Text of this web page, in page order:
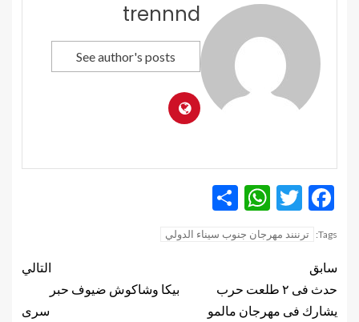
trennnd
See author's posts
Facebook
Twitter
WhatsApp
Tags: ترننند مهرجان جنوب سيناء الدولي
سابق
حدث فى ٢ طلعت حرب
يشارك فى مهرجان مالمو
التالي
بيكا وشاكوش ضيوف حبر
سرى